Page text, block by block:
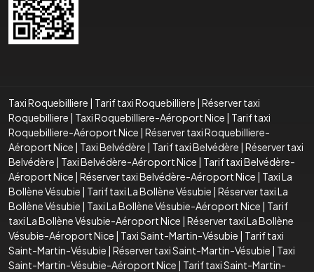
Taxi Roquebilliere | Tarif taxi Roquebilliere | Réserver taxi
Roquebilliere | Taxi Roquebilliere-Aéroport Nice | Tarif taxi
Roquebilliere-Aéroport Nice | Réserver taxi Roquebilliere-
Aéroport Nice | Taxi Belvédère | Tarif taxi Belvédère | Réserver taxi
Belvédère | Taxi Belvédère-Aéroport Nice | Tarif taxi Belvédère-
Aéroport Nice | Réserver taxi Belvédère-Aéroport Nice | Taxi La
Bollène Vésubie | Tarif taxi La Bollène Vésubie | Réserver taxi La
Bollène Vésubie | Taxi La Bollène Vésubie-Aéroport Nice | Tarif
taxi La Bollène Vésubie-Aéroport Nice | Réserver taxi La Bollène
Vésubie-Aéroport Nice | Taxi Saint-Martin-Vésubie | Tarif taxi
Saint-Martin-Vésubie | Réserver taxi Saint-Martin-Vésubie | Taxi
Saint-Martin-Vésubie-Aéroport Nice | Tarif taxi Saint-Martin-